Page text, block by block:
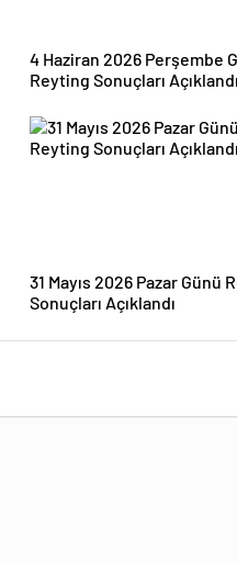
4 Haziran 2026 Perşembe
Reyting Sonuçları Açıklandı
31 Mayıs 2026 Pazar Günü
Sonuçları Açıklandı